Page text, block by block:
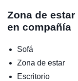
Zona de estar
en compañía
Sofá
Zona de estar
Escritorio